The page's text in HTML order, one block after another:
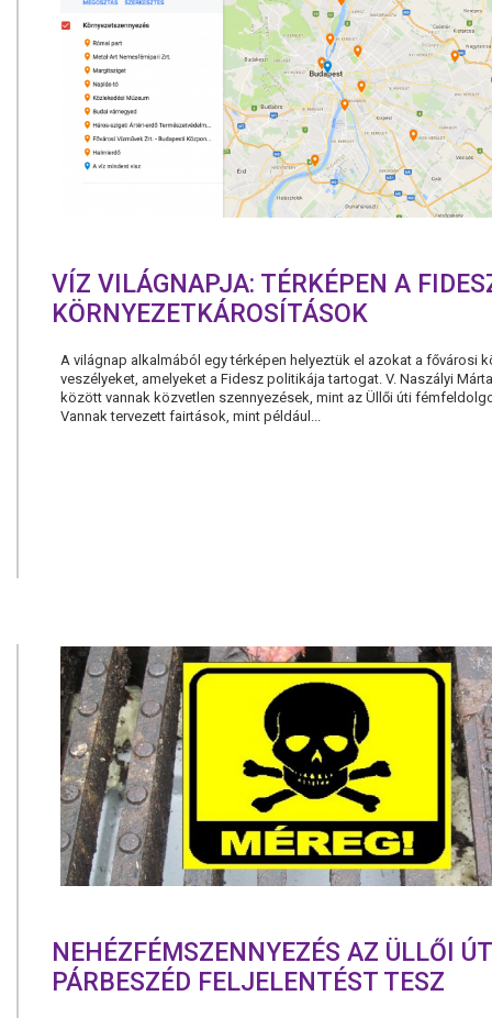
VÍZ VILÁGNAPJA: TÉRKÉPEN A
KÖRNYEZETKÁROSÍTÁSOK
A világnap alkalmából egy térképen helyeztük el azokat a fővárosi
veszélyeket, amelyeket a Fidesz politikája tartogat. V. Naszályi
között vannak közvetlen szennyezések, mint az Üllői úti
Vannak tervezett fairtások, mint például...
NEHÉZFÉMSZENNYEZÉS AZ ÜLLŐI
PÁRBESZÉD FELJELENTÉST TESZ